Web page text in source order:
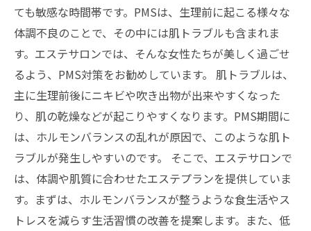
ても敏感な時間帯です。PMSは、生理前に起こる様々な
体調不良のことで、その中には肌トラブルも含まれま
す。エステサロンでは、そんな女性たちが美しく過ごせ
るよう、PMS対策をお勧めしています。 肌トラブルは、
主に生理前後にニキビや吹き出物が出来やすくなった
り、肌の乾燥などが起こりやすくなります。PMS期間に
は、ホルモンバランスの乱れが原因で、このような肌ト
ラブルが発生しやすいのです。 そこで、エステサロンで
は、体調や肌質に合わせたエステプランを提供していま
す。まずは、ホルモンバランスが整うような食生活やス
トレスを減らす生活習慣の改善を提案します。また、低